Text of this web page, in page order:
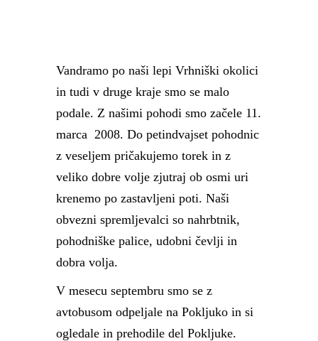
Vandramo po naši lepi Vrhniški okolici
in tudi v druge kraje smo se malo
podale. Z našimi pohodi smo začele 11.
marca 2008. Do petindvajset pohodnic
z veseljem pričakujemo torek in z
veliko dobre volje zjutraj ob osmi uri
krenemo po zastavljeni poti. Naši
obvezni spremljevalci so nahrbtnik,
pohodniške palice, udobni čevlji in
dobra volja.
V mesecu septembru smo se z
avtobusom odpeljale na Pokljuko in si
ogledale in prehodile del Pokljuke.